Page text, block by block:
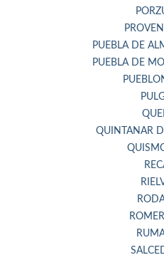
PUEBLA DE
PUEBLA DE
QUINTANAR